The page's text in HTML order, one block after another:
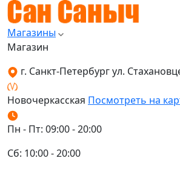
Магазины
Магазин
г. Санкт-Петербург ул.
Новочеркасская Посмотреть на
Пн - Пт: 09:00 - 20:00
Сб: 10:00 - 20:00